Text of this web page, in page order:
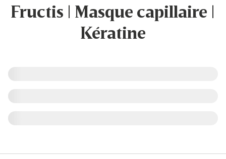
Fructis | Masque capillaire |
Kératine